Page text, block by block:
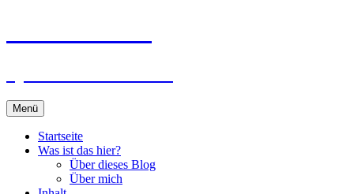
Menü
Startseite
Was ist das hier?
Über dieses Blog
Über mich